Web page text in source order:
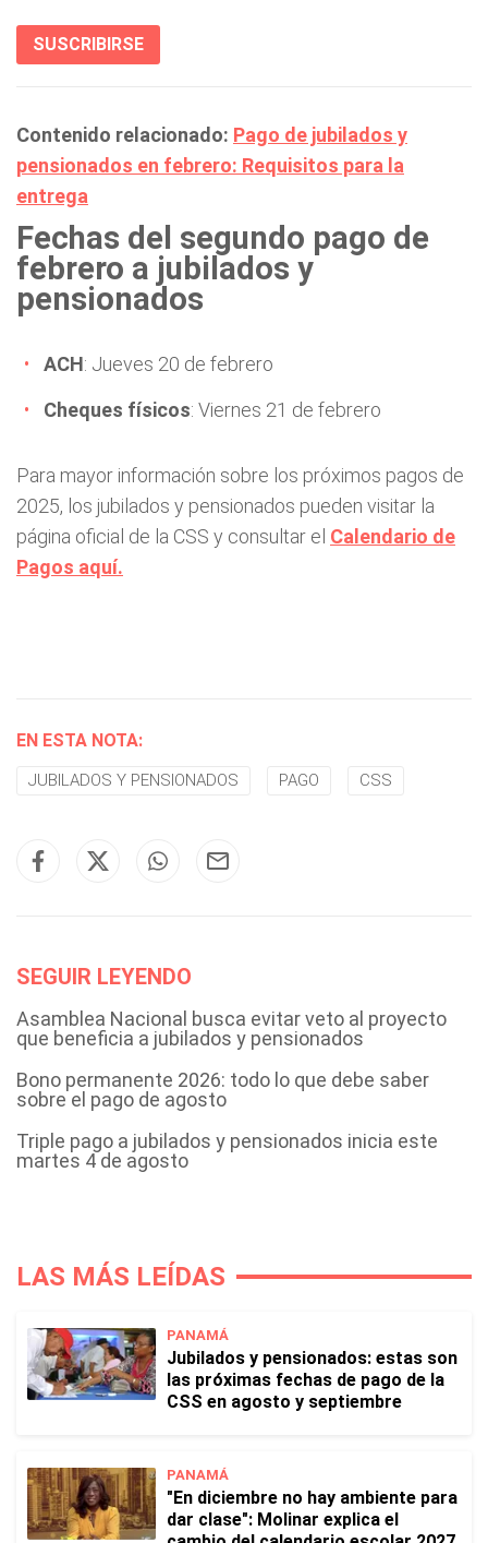
SUSCRIBIRSE
Contenido relacionado: Pago de jubilados y
pensionados en febrero: Requisitos para la
entrega
Fechas del segundo pago de
febrero a jubilados y
pensionados
ACH: Jueves 20 de febrero
Cheques físicos: Viernes 21 de febrero
Para mayor información sobre los próximos pagos de
2025, los jubilados y pensionados pueden visitar la
página oficial de la CSS y consultar el Calendario de
Pagos aquí.
EN ESTA NOTA:
JUBILADOS Y PENSIONADOS PAGO CSS
SEGUIR LEYENDO
Asamblea Nacional busca evitar veto al proyecto
que beneficia a jubilados y pensionados
Bono permanente 2026: todo lo que debe saber
sobre el pago de agosto
Triple pago a jubilados y pensionados inicia este
martes 4 de agosto
LAS MÁS LEÍDAS
PANAMÁ
Jubilados y pensionados: estas son
las próximas fechas de pago de la
CSS en agosto y septiembre
PANAMÁ
"En diciembre no hay ambiente para
dar clase": Molinar explica el